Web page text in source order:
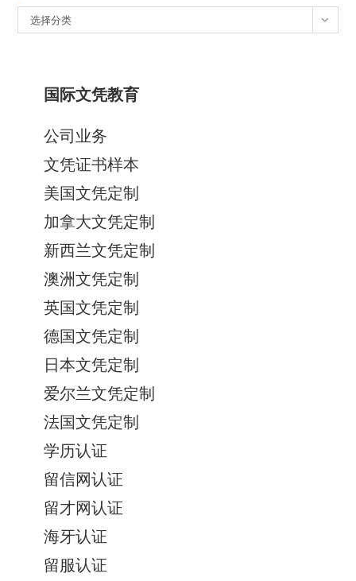
类
选择分类
国际文凭教育
公司业务
文凭证书样本
美国文凭定制
加拿大文凭定制
新西兰文凭定制
澳洲文凭定制
英国文凭定制
德国文凭定制
日本文凭定制
爱尔兰文凭定制
法国文凭定制
学历认证
留信网认证
留才网认证
海牙认证
留服认证